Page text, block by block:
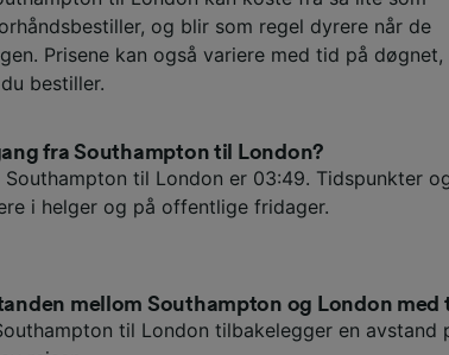
og blir som regel dyrere når de
Prisene kan også variere med tid på døgnet,
bestiller.
fra Southampton til London?
Southampton til London er 03:49. Tidspunkter
i helger og på offentlige fridager.
mellom Southampton og London med
til London tilbakelegger en avstand